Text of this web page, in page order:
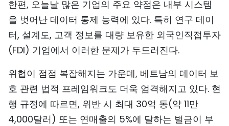
한편, 오늘날 많은 기업의 주요 약점은 내부 시스템
을 벗어난 데이터 통제 능력에 있다. 특히 연구 데이
터, 설계도, 고객 정보를 대량 보유한 외국인직접투자
(FDI) 기업에서 이러한 문제가 두드러진다.
위협이 점점 복잡해지는 가운데, 베트남의 데이터 보
호 관련 법적 프레임워크도 더욱 엄격해지고 있다. 현
행 규정에 따르면, 위반 시 최대 30억 동(약 11만
4,000달러) 또는 연매출의 5%에 달하는 벌금이 부